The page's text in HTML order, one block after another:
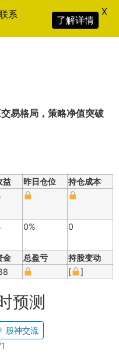
易格局，策略净值突破
益 昨日仓位 持仓成本
0% 0
金 总盈亏
持股变动
[ ]
预测
股神交流
系
了解详情
X